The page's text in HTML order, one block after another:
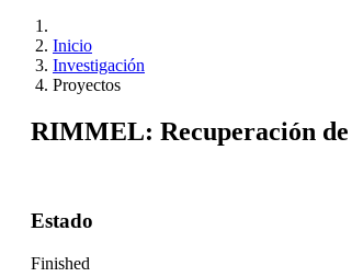
Inicio
Investigación
Proyectos
RIMMEL: Recuperación
Estado
Finished